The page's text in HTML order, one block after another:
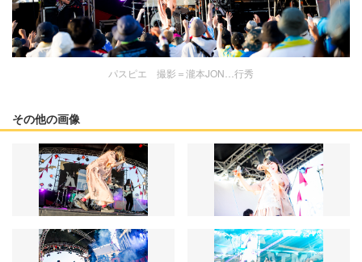
パスピエ 撮影＝瀧本JON…行秀
その他の画像